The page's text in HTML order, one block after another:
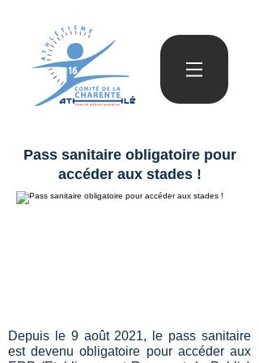
Pass sanitaire obligatoire pour
accéder aux stades !
Depuis le 9 août 2021, le pass sanitaire
est devenu obligatoire pour accéder aux